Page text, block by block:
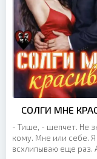
СОЛГИ МНЕ
- Тише, - шепчет. Не
кому. Мне или себе. Я
всхлипываю еще раз.